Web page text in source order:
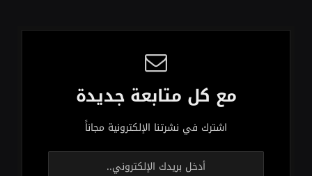
مع كل متابعة جديدة
اشترك في نشرتنا الإلكترونية مجاناً